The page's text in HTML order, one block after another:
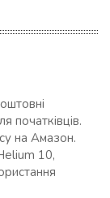
початківців.
на Амазон.
10,